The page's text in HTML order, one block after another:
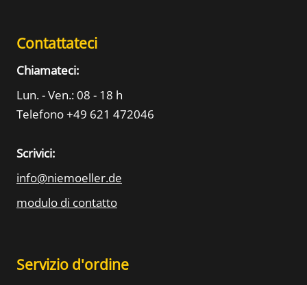
Contattateci
Chiamateci:
Lun. - Ven.: 08 - 18 h
Telefono +49 621 472046
Scrivici:
info@niemoeller.de
modulo di contatto
Servizio d'ordine